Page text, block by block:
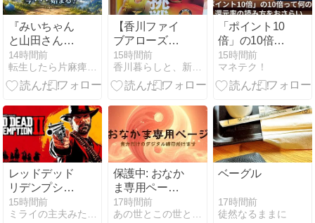
『みいちゃん
と山田さん』
炎上で考えた
「障害を描
く」というこ
14時間前
転生したら片麻痺だった件
【香川ファイ
ブアローズ】
昨シーズンに
引き続き、ポ
スター貼りボ
行って来た
ぞ！
15時間前
香川暮らしと、新NISAを1,800万円積み立てる猫
「ポイント10
倍」の10倍っ
て何の10倍？
還元率の読み
方をおさらい
15時間前
マネテク！
レッドデッド
リデンプショ
ン2をチャプ
ター３から再
15時間前
ミライの主夫みたいな日常と散歩の日記ブログ
保護中: おなか
ま専用ページ |
Y.T様
17時間前
あの世とこの世とその狭間で・萬里は祈祷師(by.萬屋事務局)
ベーグル
17時間前
徒然なるままに